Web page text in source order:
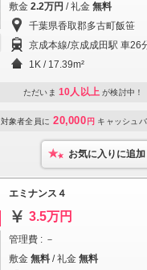
敷金 2.2万円 / 礼金 無料
千葉県香取郡多古町飯笹
京成本線/京成成田駅 車26
1K / 17.39m²
ただいま 10人以上 が検討中！
対象者全員に 20,000 円 キャッシュ
お気に入りに追加
エミナンス４
3.5万円
管理費 : －
敷金 無料 / 礼金 無料